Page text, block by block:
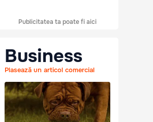
Publicitatea ta poate fi aici
Business
Plasează un articol comercial